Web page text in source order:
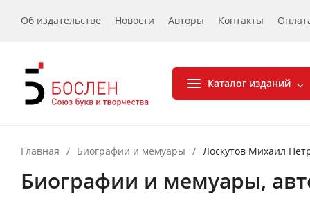
Об издательстве Новости Авторы Контакты
Каталог изданий
Главная / Биографии и мемуары / Лоскутов Михаил
Биографии и мемуары,